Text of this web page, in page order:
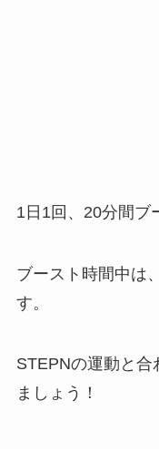
1日1回、20分間ブ
ブースト時間中は
す。
STEPNの運動と
ましょう！